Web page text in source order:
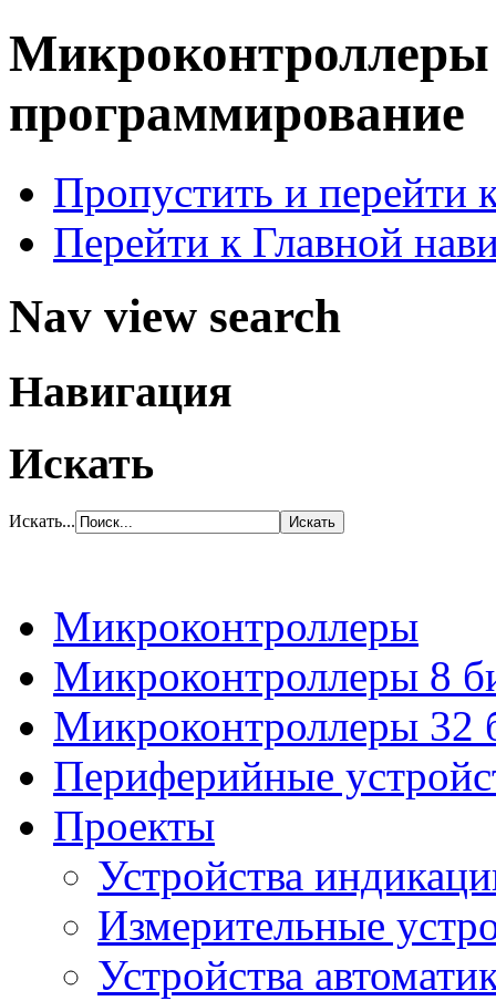
программирование
Пропустить и перейти
Перейти к Главной
Nav view search
Навигация
Искать
Искать...
Микроконтроллеры
Микроконтроллеры 8
Микроконтроллеры 32
Периферийные
Проекты
Устройства
Измерительные
Устройства